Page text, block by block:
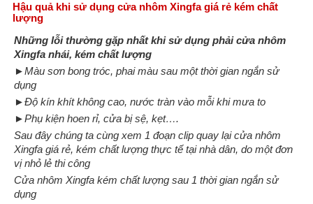
Hậu quả khi sử dụng cửa nhôm Xingfa giá rẻ kém chất
lượng
Những lỗi thường gặp nhất khi sử dụng phải cửa nhôm
Xingfa nhái, kém chất lượng
►Màu sơn bong tróc, phai màu sau một thời gian ngắn sử
dụng
►Độ kín khít không cao, nước tràn vào mỗi khi mưa to
►Phụ kiện hoen rỉ, cửa bị sệ, kẹt….
Sau đây chúng ta cùng xem 1 đoạn clip quay lại cửa nhôm
Xingfa giá rẻ, kém chất lượng thực tế tại nhà dân, do một đơn
vị nhỏ lẻ thi công
Cửa nhôm Xingfa kém chất lượng sau 1 thời gian ngắn sử
dụng